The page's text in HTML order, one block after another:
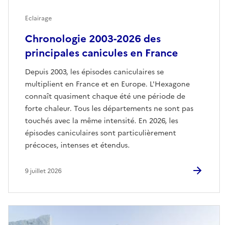
Chronologie 2003-2026 des
principales canicules en France
Depuis 2003, les épisodes caniculaires se
multiplient en France et en Europe. L'Hexagone
connaît quasiment chaque été une période de
forte chaleur. Tous les départements ne sont pas
touchés avec la même intensité. En 2026, les
épisodes caniculaires sont particulièrement
précoces, intenses et étendus.
Eclairage
9 juillet 2026